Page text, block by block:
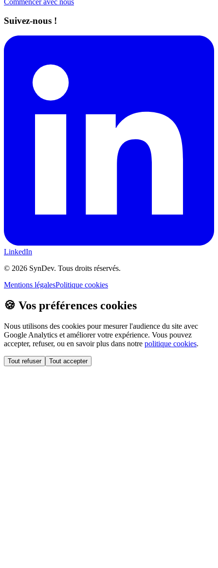
Commencer avec nous
Suivez-nous !
LinkedIn
© 2026 SynDev. Tous droits réservés.
Mentions légalesPolitique cookies
🍪 Vos préférences cookies
Nous utilisons des cookies pour mesurer l'audience du site avec
Google Analytics et améliorer votre expérience. Vous pouvez
accepter, refuser, ou en savoir plus dans notre politique cookies.
Tout refuser Tout accepter